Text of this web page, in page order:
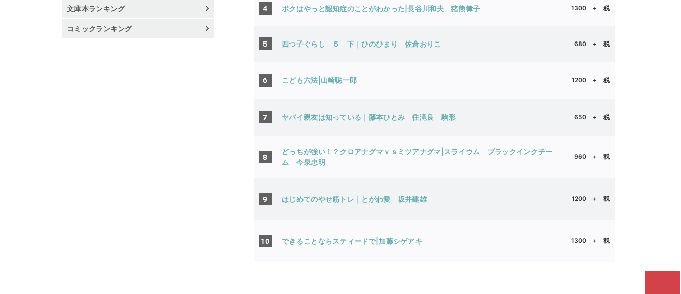
4 ボクはやっと認知症のことがわかった|長谷川和夫 猪熊律子 1300 + 税
５ 四つ子ぐらし ５ 下｜ひのひまり 佐倉おりこ 680 + 税
6 こども六法|山崎聡一郎 1200 + 税
7 ヤバイ親友は知っている｜藤本ひとみ 住滝良 駒形 650 + 税
8
どっちが強い！？クロアナグマｖｓミツアナグマ|スライウム ブラックインクチー
ム 今泉忠明
960 + 税
9 はじめてのやせ筋トレ｜とがわ愛 坂井建雄 1200 + 税
10 できることならスティードで|加藤シゲアキ 1300 + 税
文庫本ランキング
コミックランキング